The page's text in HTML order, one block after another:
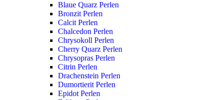
Blaue Quarz Perlen
Bronzit Perlen
Calcit Perlen
Chalcedon Perlen
Chrysokoll Perlen
Cherry Quarz Perlen
Chrysopras Perlen
Citrin Perlen
Drachenstein Perlen
Dumortierit Perlen
Epidot Perlen